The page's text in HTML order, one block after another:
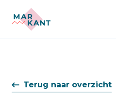
Terug naar overzicht